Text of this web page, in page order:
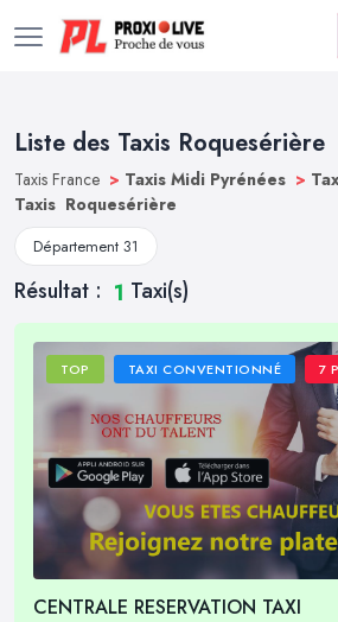
Liste des Taxis Roquesérière
Taxis France > Taxis Midi Pyrénées >
Taxis Roquesérière
Département 31
Résultat : 1 Taxi(s)
TOP TAXI CONVENTIONNÉ 7
CENTRALE RESERVATION TAXI